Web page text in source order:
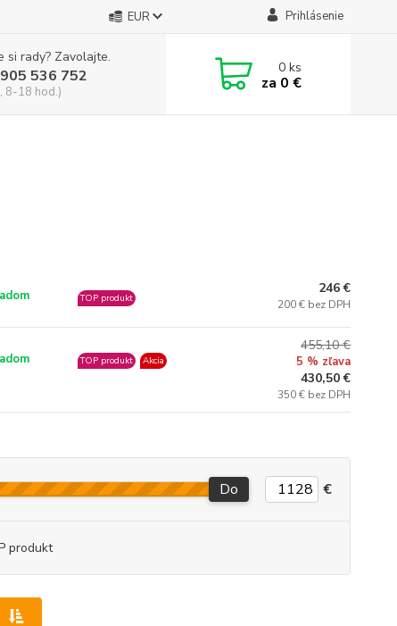
EUR Prihlásenie
si rady? Zavolajte.
536 752
8-18 hod.)
0ks
za 0 €
TOP produkt
246 €
200 € bez DPH
TOP produkt Akcia
455,10 €
5 % zľava
430,50 €
350 € bez DPH
Do €
produkt